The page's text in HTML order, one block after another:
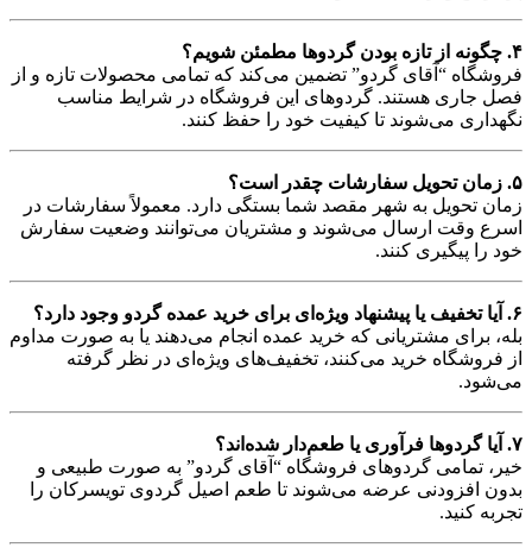
۴. چگونه از تازه بودن گردوها مطمئن شویم؟
فروشگاه “آقای گردو” تضمین می‌کند که تمامی محصولات تازه و از
فصل جاری هستند. گردوهای این فروشگاه در شرایط مناسب
نگهداری می‌شوند تا کیفیت خود را حفظ کنند.
۵. زمان تحویل سفارشات چقدر است؟
زمان تحویل به شهر مقصد شما بستگی دارد. معمولاً سفارشات در
اسرع وقت ارسال می‌شوند و مشتریان می‌توانند وضعیت سفارش
خود را پیگیری کنند.
۶. آیا تخفیف یا پیشنهاد ویژه‌ای برای خرید عمده گردو وجود دارد؟
بله، برای مشتریانی که خرید عمده انجام می‌دهند یا به صورت مداوم
از فروشگاه خرید می‌کنند، تخفیف‌های ویژه‌ای در نظر گرفته
می‌شود.
۷. آیا گردوها فرآوری یا طعم‌دار شده‌اند؟
خیر، تمامی گردوهای فروشگاه “آقای گردو” به صورت طبیعی و
بدون افزودنی عرضه می‌شوند تا طعم اصیل گردوی تویسرکان را
تجربه کنید.